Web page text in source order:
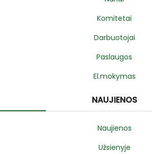
Komitetai
Darbuotojai
Paslaugos
El.mokymas
NAUJIENOS
Naujienos
Užsienyje